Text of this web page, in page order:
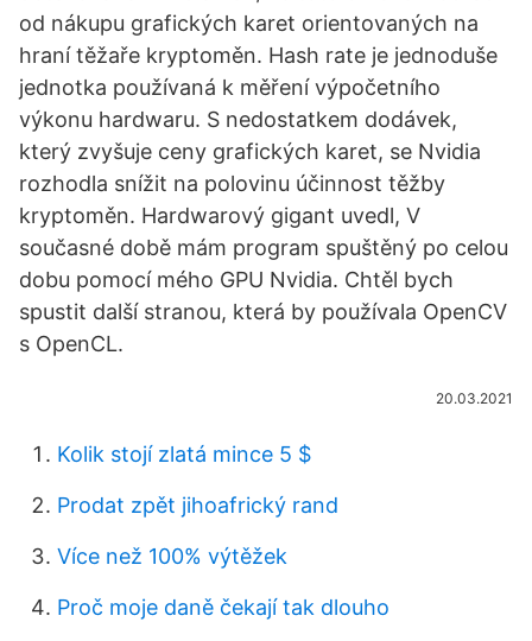
od nákupu grafických karet orientovaných na
hraní těžaře kryptoměn. Hash rate je jednoduše
jednotka používaná k měření výpočetního
výkonu hardwaru. S nedostatkem dodávek,
který zvyšuje ceny grafických karet, se Nvidia
rozhodla snížit na polovinu účinnost těžby
kryptoměn. Hardwarový gigant uvedl, V
současné době mám program spuštěný po celou
dobu pomocí mého GPU Nvidia. Chtěl bych
spustit další stranou, která by používala OpenCV
s OpenCL.
20.03.2021
Kolik stojí zlatá mince 5 $
Prodat zpět jihoafrický rand
Více než 100% výtěžek
Proč moje daně čekají tak dlouho